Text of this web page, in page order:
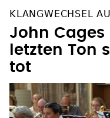
KLANGWECHSEL
John Cages
letzten Ton
tot